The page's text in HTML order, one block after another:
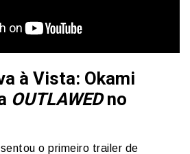
à Vista: Okami
OUTLAWEDno
o primeiro trailer de